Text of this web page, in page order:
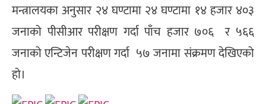
मन्त्रालयका अनुसार २४ घण्टामा २४ घण्टामा १४ हजार ४०३
जनाको पीसीआर परीक्षण गर्दा पाँच हजार ७०६ र ५६६
जनाको एन्टिजेन परीक्षण गर्दा ५७ जनामा संक्रमण देखिएको
हो।